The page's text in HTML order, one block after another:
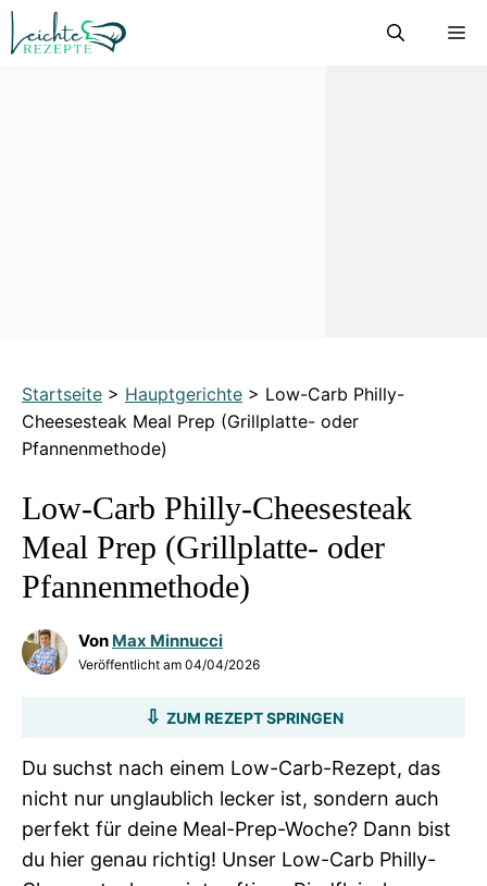
Zum
Inhalt
Startseite > Hauptgerichte > Low-Carb Philly-
Cheesesteak Meal Prep (Grillplatte- oder
Pfannenmethode)
Low-Carb Philly-Cheesesteak
Meal Prep (Grillplatte- oder
Pfannenmethode)
Von Max Minnucci
Veröffentlicht am 04/04/2026
ZUM REZEPT SPRINGEN
Du suchst nach einem Low-Carb-Rezept, das
nicht nur unglaublich lecker ist, sondern auch
perfekt für deine Meal-Prep-Woche? Dann bist
du hier genau richtig! Unser Low-Carb Philly-